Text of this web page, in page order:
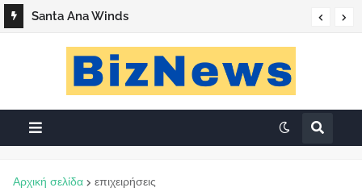
Santa Ana Winds
Αρχική σελίδα επιχειρήσεις